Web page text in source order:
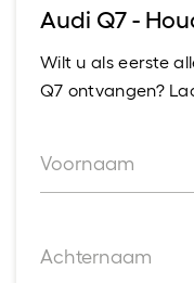
Audi Q7 -
Wilt u als eerste
Q7 ontvangen?
Voornaam
Achternaam